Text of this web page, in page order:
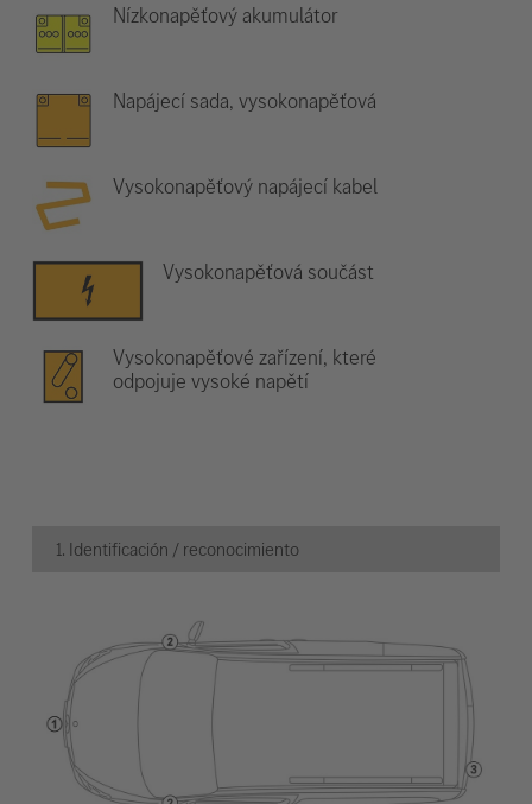
Nízkonapěťový akumulátor
Napájecí sada, vysokonapěťová
Vysokonapěťový napájecí kabel
Vysokonapěťová součást
Vysokonapěťové zařízení, které
odpojuje vysoké napětí
1. Identificación / reconocimiento